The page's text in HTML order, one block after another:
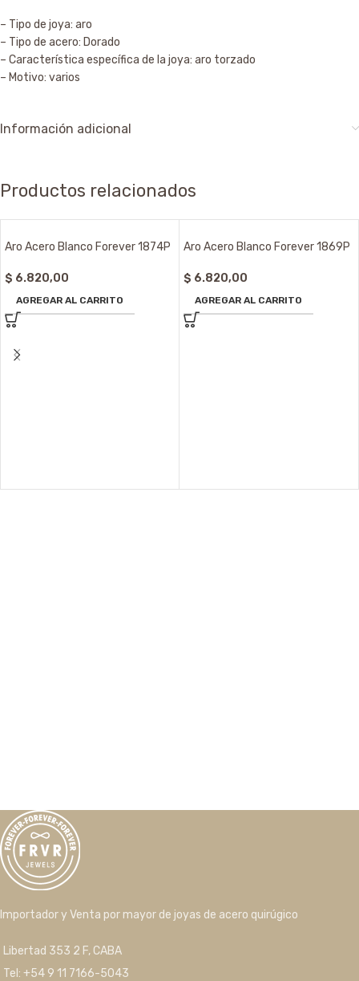
– Tipo de joya: aro
– Tipo de acero: Dorado
– Característica específica de la joya: aro torzado
– Motivo: varios
Información adicional
Productos relacionados
Aro Acero Blanco Forever 1874P
$ 6.820,00
AGREGAR AL CARRITO
Aro Acero Blanco Forever 1869P
$ 6.820,00
AGREGAR AL CARRITO
Importador y Venta por mayor de joyas de acero quirúgico
Libertad 353 2 F, CABA
Tel: +54 9 11 7166-5043